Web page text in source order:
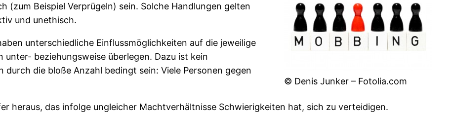
© Denis Junker – Fotolia.com
Beispiel Verprügeln) sein. Solche Handlungen gelten
und unethisch.
unterschiedliche Einflussmöglichkeiten auf die jeweilige
unter- beziehungsweise überlegen. Dazu ist kein
die bloße Anzahl bedingt sein: Viele Personen gegen
heraus, das infolge ungleicher Machtverhältnisse Schwierigkeiten hat, sich zu verteidigen.